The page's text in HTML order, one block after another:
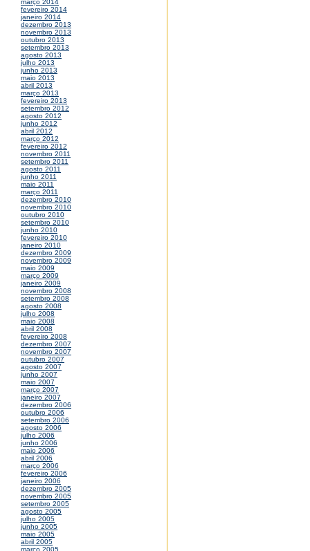
março 2014
fevereiro 2014
janeiro 2014
dezembro 2013
novembro 2013
outubro 2013
setembro 2013
agosto 2013
julho 2013
junho 2013
maio 2013
abril 2013
março 2013
fevereiro 2013
setembro 2012
agosto 2012
junho 2012
abril 2012
março 2012
fevereiro 2012
novembro 2011
setembro 2011
agosto 2011
junho 2011
maio 2011
março 2011
dezembro 2010
novembro 2010
outubro 2010
setembro 2010
junho 2010
fevereiro 2010
janeiro 2010
dezembro 2009
novembro 2009
maio 2009
março 2009
janeiro 2009
novembro 2008
setembro 2008
agosto 2008
julho 2008
maio 2008
abril 2008
fevereiro 2008
dezembro 2007
novembro 2007
outubro 2007
agosto 2007
junho 2007
maio 2007
março 2007
janeiro 2007
dezembro 2006
outubro 2006
setembro 2006
agosto 2006
julho 2006
junho 2006
maio 2006
abril 2006
março 2006
fevereiro 2006
janeiro 2006
dezembro 2005
novembro 2005
setembro 2005
agosto 2005
julho 2005
junho 2005
maio 2005
abril 2005